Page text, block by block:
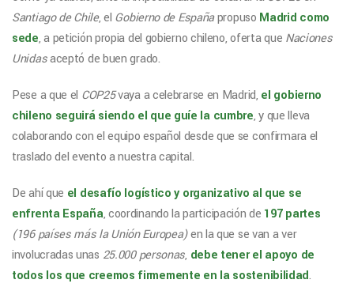
Santiago de Chile, el Gobierno de Españapropuso Madrid como
sede, a petición propia del gobierno chileno, oferta que Naciones
Unidasaceptó de buen grado.
Pese a que el COP25vaya a celebrarse en Madrid, el gobierno
chileno seguirá siendo el que guíe la cumbre, y que lleva
colaborando con el equipo español desde que se confirmara el
traslado del evento a nuestra capital.
De ahí que el desafío logístico y organizativo al que se
enfrenta España, coordinando la participación de 197 partes
(196 países más la Unión Europea)en la que se van a ver
involucradas unas 25.000 personas, debe tener el apoyo de
todos los que creemos firmemente en la sostenibilidad.